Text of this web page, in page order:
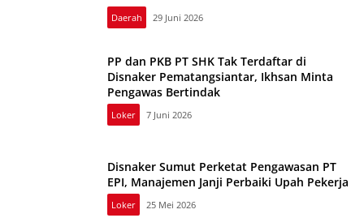
Daerah 29 Juni 2026
PP dan PKB PT SHK Tak Terdaftar di
Disnaker Pematangsiantar, Ikhsan Minta
Pengawas Bertindak
Loker 7 Juni 2026
Disnaker Sumut Perketat Pengawasan PT
EPI, Manajemen Janji Perbaiki Upah Pekerja
Loker 25 Mei 2026